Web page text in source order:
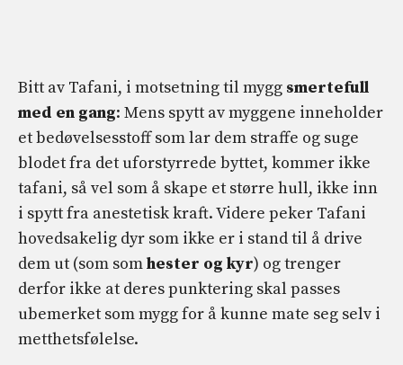
Bitt av Tafani, i motsetning til mygg smertefull
med en gang: Mens spytt av myggene inneholder
et bedøvelsesstoff som lar dem straffe og suge
blodet fra det uforstyrrede byttet, kommer ikke
tafani, så vel som å skape et større hull, ikke inn
i spytt fra anestetisk kraft. Videre peker Tafani
hovedsakelig dyr som ikke er i stand til å drive
dem ut (som somhester og kyr) og trenger
derfor ikke at deres punktering skal passes
ubemerket som mygg for å kunne mate seg selv i
metthetsfølelse.